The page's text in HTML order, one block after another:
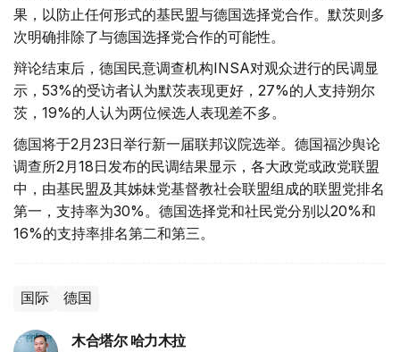
果，以防止任何形式的基民盟与德国选择党合作。默茨则多
次明确排除了与德国选择党合作的可能性。
辩论结束后，德国民意调查机构INSA对观众进行的民调显
示，53%的受访者认为默茨表现更好，27%的人支持朔尔
茨，19%的人认为两位候选人表现差不多。
德国将于2月23日举行新一届联邦议院选举。德国福沙舆论
调查所2月18日发布的民调结果显示，各大政党或政党联盟
中，由基民盟及其姊妹党基督教社会联盟组成的联盟党排名
第一，支持率为30%。德国选择党和社民党分别以20%和
16%的支持率排名第二和第三。
国际 德国
木合塔尔 哈力木拉